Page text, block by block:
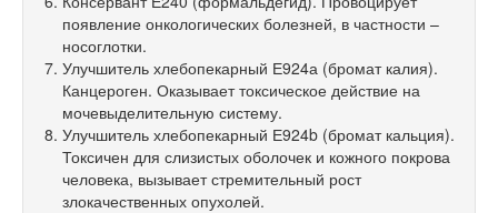
появление онкологических болезней, в частности –
носоглотки.
Улучшитель хлебопекарный Е924а (бромат калия).
Канцероген. Оказывает токсическое действие на
мочевыделительную систему.
Улучшитель хлебопекарный Е924b (бромат кальция).
Токсичен для слизистых оболочек и кожного покрова
человека, вызывает стремительный рост
злокачественных опухолей.